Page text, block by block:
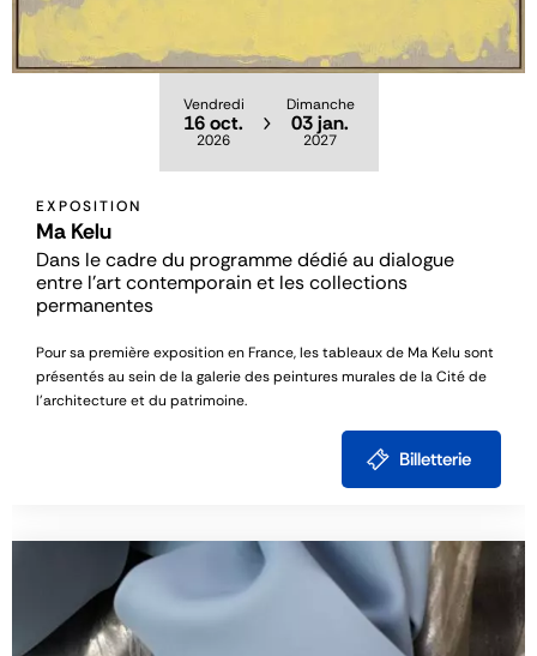
Vendredi
16 oct.
2026
Dimanche
03 jan.
2027
EXPOSITION
Ma Kelu
Dans le cadre du programme dédié au dialogue
entre l’art contemporain et les collections
permanentes
Pour sa première exposition en France, les tableaux de Ma Kelu sont
présentés au sein de la galerie des peintures murales de la Cité de
l’architecture et du patrimoine.
Billetterie